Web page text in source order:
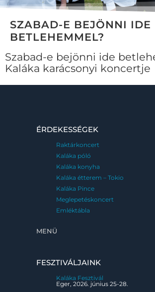
SZABAD-E BEJÖNNI IDE
BETLEHEMMEL?
Szabad-e bejönni ide
Kaláka karácsonyi koncertje
ÉRDEKESSÉGEK
Raktárkoncert
Kaláka póló
Kaláka konyha
Kaláka étterem – Tokio
Kaláka Pince
Meglepetéskoncert
Emléktábla
MENÜ
FESZTIVÁLJAINK
Kaláka Fesztivál
Eger, 2026. június 25-28.